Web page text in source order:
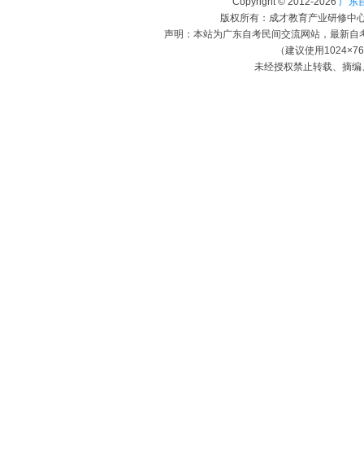
版权所有：成才教育产业研修中
声明：本站为广东自考民间交流网站，最新
（建议使用
未经授权禁止转载、摘